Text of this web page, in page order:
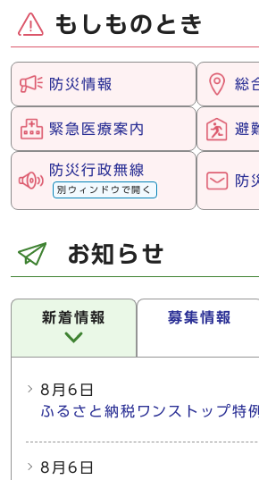
もしものとき
防災情報 総
緊急医療案内 避
防災行政無線
別ウィンドウで開く
防
お知らせ
新着情報 募集情報
8月6日
ふるさと納税ワンストップ特
8月6日